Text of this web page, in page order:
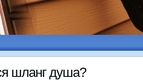
шланг душа?